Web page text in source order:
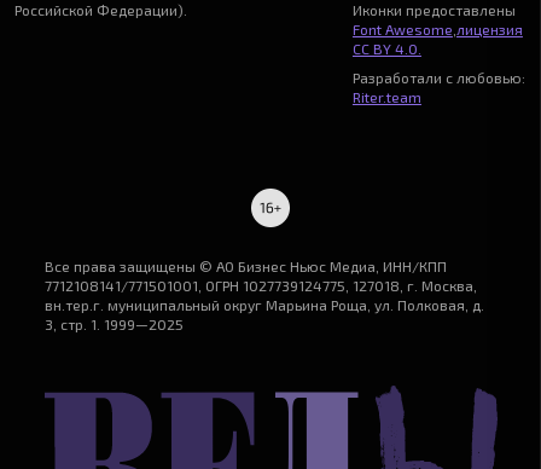
Российской Федерации).
Иконки предоставлены
Font Awesome лицензия
CC BY 4.0.
Разработали с любовью:
Riter.team
Все права защищены © АО Бизнес Ньюс Медиа, ИНН/КПП
7712108141/771501001, ОГРН 1027739124775, 127018, г. Москва,
вн.тер.г. муниципальный округ Марьина Роща, ул. Полковая, д.
3, стр. 1. 1999—2025